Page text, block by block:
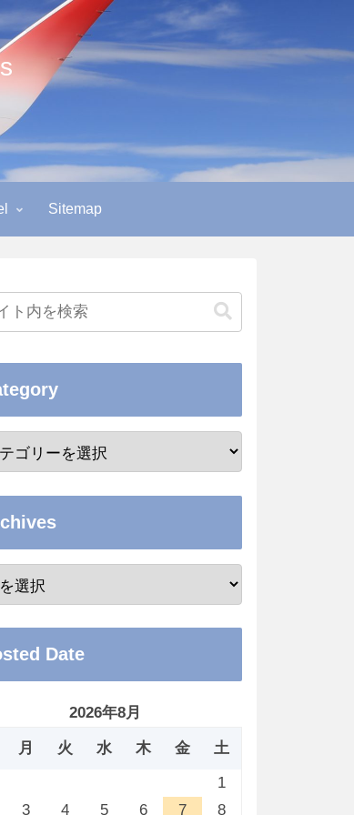
Sitemap
Date
2026年8月
月 火 水 木 金
土
1
3 4 5 6 7
8